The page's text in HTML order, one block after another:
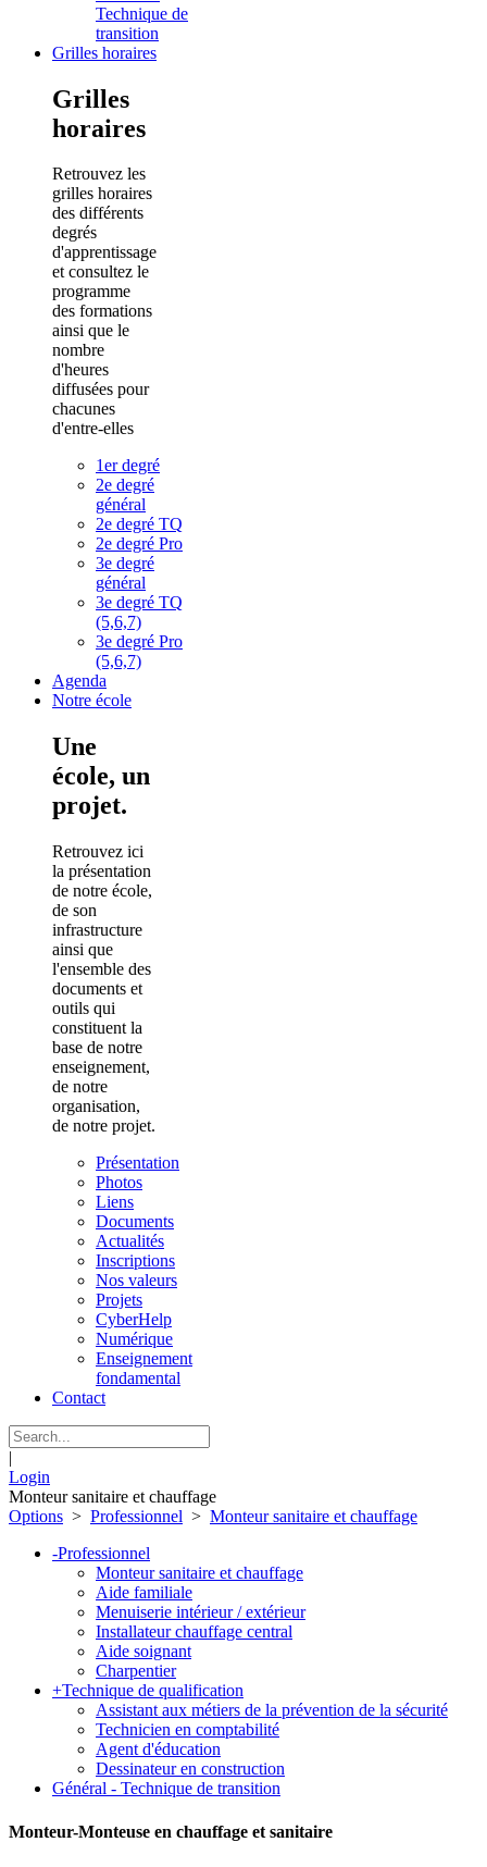
Technique de
transition
Grilles horaires
Grilles
horaires
Retrouvez les
grilles horaires
des différents
degrés
d'apprentissage
et consultez le
programme
des formations
ainsi que le
nombre
d'heures
diffusées pour
chacunes
d'entre-elles
1er degré
2e degré
général
2e degré TQ
2e degré Pro
3e degré
général
3e degré TQ
(5,6,7)
3e degré Pro
(5,6,7)
Agenda
Notre école
Une
école, un
projet.
Retrouvez ici
la présentation
de notre école,
de son
infrastructure
ainsi que
l'ensemble des
documents et
outils qui
constituent la
base de notre
enseignement,
de notre
organisation,
de notre projet.
Présentation
Photos
Liens
Documents
Actualités
Inscriptions
Nos valeurs
Projets
CyberHelp
Numérique
Enseignement
fondamental
Contact
|
Login
Monteur sanitaire et chauffage
Options > Professionnel > Monteur sanitaire et chauffage
-Professionnel
Monteur sanitaire et chauffage
Aide familiale
Menuiserie intérieur / extérieur
Installateur chauffage central
Aide soignant
Charpentier
+Technique de qualification
Assistant aux métiers de la prévention de la sécurité
Technicien en comptabilité
Agent d'éducation
Dessinateur en construction
Général - Technique de transition
Monteur-Monteuse en chauffage et sanitaire